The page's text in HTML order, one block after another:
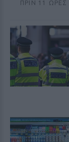
ΠΡΙΝ 11 ΏΡΕΣ